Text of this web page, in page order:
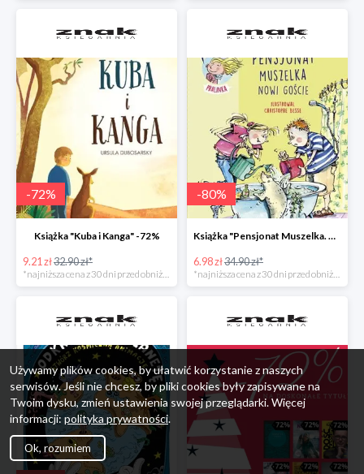
-72%
Książka "Kuba i Kanga" -72%
9.21 zł32.90 zł*
*najniższa cena z 30 dni przed obniżką
-80%
Książka "Pensjonat Muszelka. Nowi goście" taniej o 80%
6.98 zł34.90 zł*
*najniższa cena z 30 dni przed obniżką
Używamy plików cookies, by ułatwić korzystanie z naszych
serwisów. Jeśli nie chcesz, by pliki cookies były zapisywane na
Twoim dysku, zmień ustawienia swojej przeglądarki. Więcej
informacji: polityka prywatności.
Ok, rozumiem